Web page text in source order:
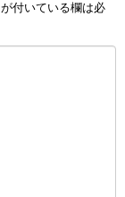
が付いている欄は必